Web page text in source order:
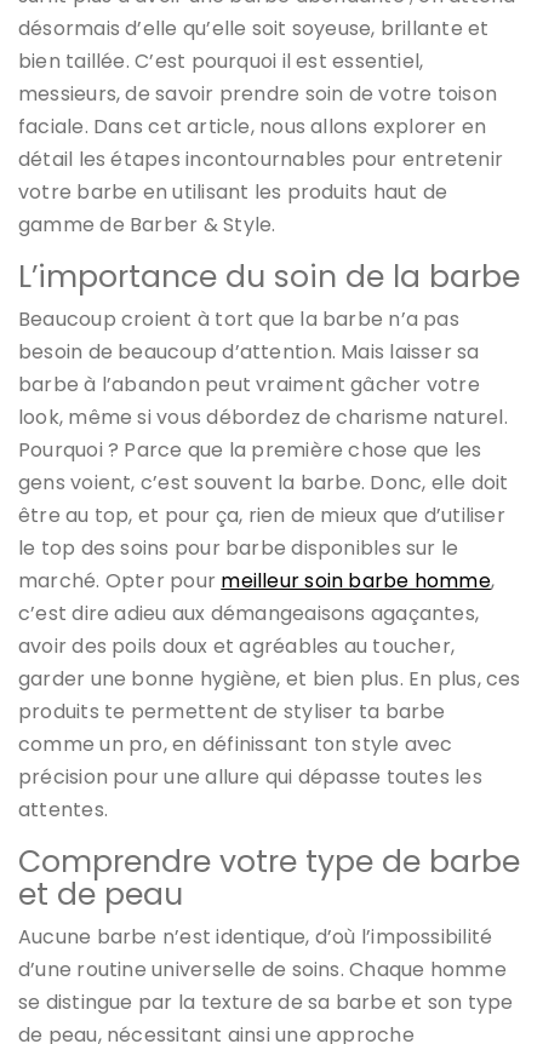
désormais d’elle qu’elle soit soyeuse, brillante et
bien taillée. C’est pourquoi il est essentiel,
messieurs, de savoir prendre soin de votre toison
faciale. Dans cet article, nous allons explorer en
détail les étapes incontournables pour entretenir
votre barbe en utilisant les produits haut de
gamme de Barber & Style.
L’importance du soin de la barbe
Beaucoup croient à tort que la barbe n’a pas
besoin de beaucoup d’attention. Mais laisser sa
barbe à l’abandon peut vraiment gâcher votre
look, même si vous débordez de charisme naturel.
Pourquoi ? Parce que la première chose que les
gens voient, c’est souvent la barbe. Donc, elle doit
être au top, et pour ça, rien de mieux que d’utiliser
le top des soins pour barbe disponibles sur le
marché. Opter pour meilleur soin barbe homme,
c’est dire adieu aux démangeaisons agaçantes,
avoir des poils doux et agréables au toucher,
garder une bonne hygiène, et bien plus. En plus, ces
produits te permettent de styliser ta barbe
comme un pro, en définissant ton style avec
précision pour une allure qui dépasse toutes les
attentes.
Comprendre votre type de barbe
et de peau
Aucune barbe n’est identique, d’où l’impossibilité
d’une routine universelle de soins. Chaque homme
se distingue par la texture de sa barbe et son type
de peau, nécessitant ainsi une approche